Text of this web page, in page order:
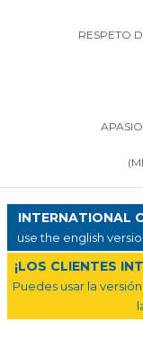
RESPETO
INTERNATIONAL
use the english
¡LOS CLIENTES
Puedes usar la